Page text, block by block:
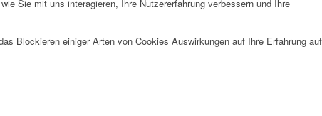
Sie mit uns interagieren, Ihre Nutzererfahrung verbessern und Ihre
Blockieren einiger Arten von Cookies Auswirkungen auf Ihre Erfahrung auf